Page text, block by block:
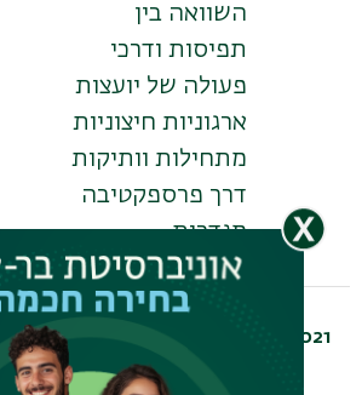
השוואה בין
תפיסות ודרכי
פעולה של יועצות
ארגוניות חיצוניות
מתחילות וותיקות
דרך פרספקטיבה
מגדרית
2021
ומתמודדים:
MA